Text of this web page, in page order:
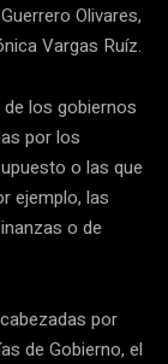
Olivares,
Vargas Ruíz.
los gobiernos
por los
o las que
ejemplo, las
o de
por
de Gobierno, el